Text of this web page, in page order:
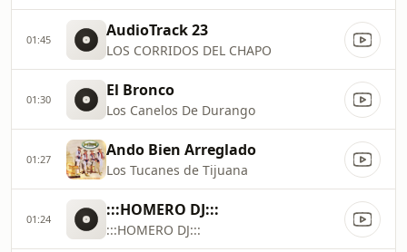
01:45 AudioTrack 23
LOS CORRIDOS DEL CHAPO
01:30 El Bronco
Los Canelos De Durango
01:27 Ando Bien Arreglado
Los Tucanes de Tijuana
01:24 :::HOMERO DJ:::
:::HOMERO DJ:::